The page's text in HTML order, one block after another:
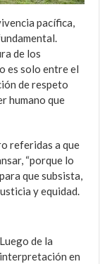
pacífica,
de los
es solo entre el
de respeto
humano que
referidas a que
“porque lo
que subsista,
y equidad.
Luego de la
interpretación en